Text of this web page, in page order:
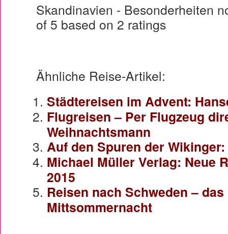
Skandinavien - Besonderheiten
of 5 based on 2 ratings
Ähnliche Reise-Artikel:
Städtereisen im Advent:
Flugreisen – Per Flugzeug
Weihnachtsmann
Auf den Spuren der
Michael Müller Verlag: Neue
2015
Reisen nach Schweden –
Mittsommernacht